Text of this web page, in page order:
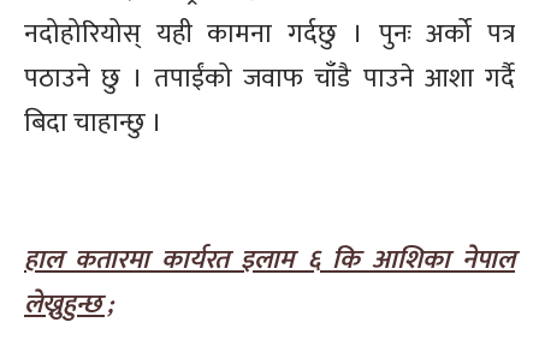
नदोहोरियोस् यही कामना गर्दछु । पुनः अर्को पत्र
पठाउने छु । तपाईंको जवाफ चाँडै पाउने आशा गर्दै
बिदा चाहान्छु ।
हाल कतारमा कार्यरत इलाम ६ कि आशिका नेपाल
लेख्नुहुन्छ ;